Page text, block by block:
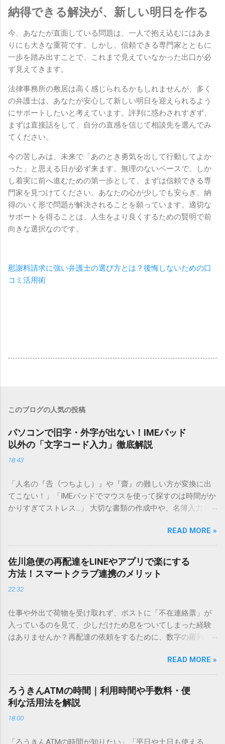
納得できる解決が、新しい明日を作る
今、あなたが直面している問題は、一人で抱え込むにはあま
りにも大きな重荷です。しかし、信頼できる専門家とともに
一歩を踏み出すことで、これまで見えていなかった出口が必
ず見えてきます。
法律事務所の敷居は高く感じられるかもしれませんが、多く
の弁護士は、あなたが安心して新しい明日を迎えられるよう
にサポートしたいと考えています。評判に惑わされすぎず、
まずは直接話をして、自分の直感を信じて相談先を選んでみ
てください。
今の苦しみは、未来で「あのとき勇気を出して行動してよか
った」と思える日が必ず来ます。無理のないペースで、しか
し着実に前へ進むための第一歩として、まずは信頼できる専
門家を見つけてください。あなたの心が少しでも安らぎ、納
得のいく形で問題が解決されることを願っています。適切な
サポートを得ることは、人生をより良くするための賢明で前
向きな選択なのです。
慰謝料請求に強い弁護士の選び方とは？後悔しないための口
コミ活用術
このブログの人気の投稿
パソコンで旧字・外字が出ない！IMEパッド
以外の「文字コード入力」徹底解説
18:43
「人名の『𠮷（つちよし）』や『齋』の難しい方が変換に出
てこない！」「IMEパッドでマウスを使って探すのは時間がか
かりすぎてストレス…」 大切な書類の作成中や、名簿入力を
てしまいますよね。多くの人が「IMEパッド（手書き入力）」
を使いますが、実はマウスで一画ずつ書くのは非効率です
し、似た漢字が多すぎて結局見つからないことも少なくあり
ません。 そこで今回は、IMEパッドを使わずに、特定のコー
ドを打ち込むだけで一瞬で旧字や外字、特殊記号を呼び出す
「文字コード入力」のテクニックを詳しく解説します。 この
必要はありません。 1. なぜ「変換」しても旧字・外字が出て
こないのか？ そもそも、なぜ普通の変換で出てこない漢字が
あるのでしょうか。その理由は、パソコンが文字を認識する
は、JIS規格（日本産業規格）によって「第1水準」「第2水
準」といった形で整理されています。しかし、人名や地名に
使われる非常に古い漢字（旧字）や、特定の組織だけで作ら
れた「外字」は、この一般的な変換リストに含まれていない
ン上のすべての文字には、いわば「住所」のような番号が割
READ MORE »
佐川急便の再配達をLINEやアプリで楽にする
方法！スマートクラブ連携のメリット
22:32
仕事や外出で荷物を受け取れず、ポストに「不在連絡票」が
入っているのを見て、少しだけため息をついてしまった経験
はありませんか？再配達の依頼をするために、数字の羅列を
ことに申し訳なさを感じたりすることもあるかもしれませ
ん。 「もっとスムーズに、自分のタイミングで受け取りた
い」 「わざわざ電話をかけずに、スマホ一つで完結させた
い」 そんな願いを叶えてくれるのが、佐川急便の会員制サー
ビス「スマートクラブ」と、LINEや公式アプリの連携です。
これらを活用するだけで、再配達のストレスは驚くほど軽く
READ MORE »
ろうきんATMの時間｜利用時間や手数料・便
利な活用法を解説
18:00
「ろうきんATMの時間が知りたい」「平日や土日も使える